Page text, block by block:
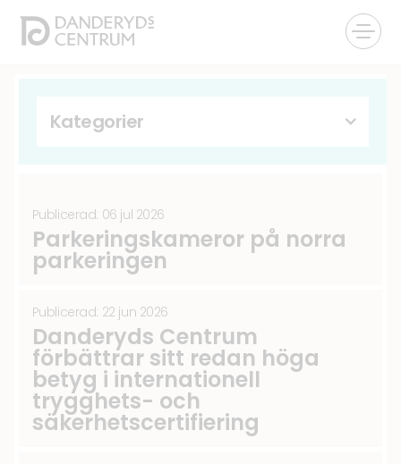
Kategorier
Ombyggnationer
Butiksinformation(67)
Mode & Visningar
Högtider(34)
För barnen(32)
Publicerad: 06 jul 2026
Parkeringskameror på norra
parkeringen
Publicerad: 22 jun 2026
Danderyds Centrum
förbättrar sitt redan höga
betyg i internationell
trygghets- och
säkerhetscertifiering